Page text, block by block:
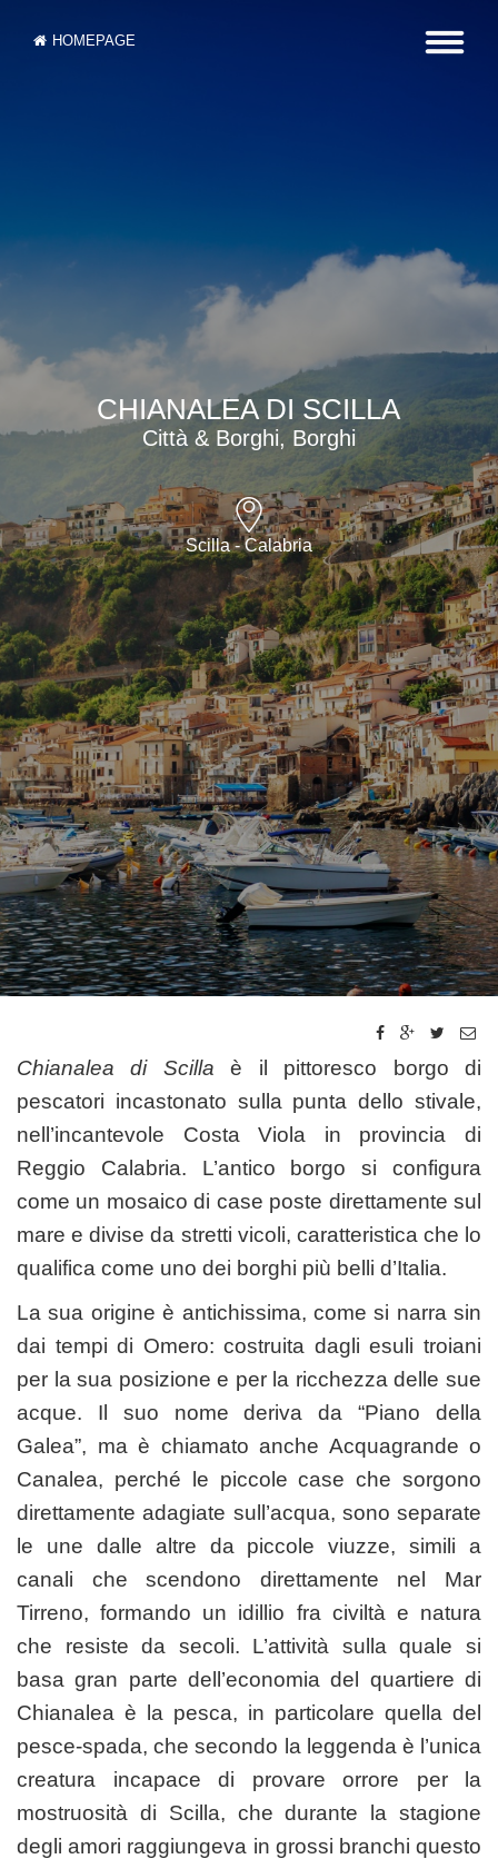
HOMEPAGE
CHIANALEA DI SCILLA
Città & Borghi, Borghi
Scilla - Calabria
Chianalea di Scilla è il pittoresco borgo di
pescatori incastonato sulla punta dello stivale,
nell’incantevole Costa Viola in provincia di
Reggio Calabria. L’antico borgo si configura
come un mosaico di case poste direttamente sul
mare e divise da stretti vicoli, caratteristica che lo
qualifica come uno dei borghi più belli d’Italia.
La sua origine è antichissima, come si narra sin
dai tempi di Omero: costruita dagli esuli troiani
per la sua posizione e per la ricchezza delle sue
acque. Il suo nome deriva da “Piano della
Galea”, ma è chiamato anche Acquagrande o
Canalea, perché le piccole case che sorgono
direttamente adagiate sull’acqua, sono separate
le une dalle altre da piccole viuzze, simili a
canali che scendono direttamente nel Mar
Tirreno, formando un idillio fra civiltà e natura
che resiste da secoli. L’attività sulla quale si
basa gran parte dell’economia del quartiere di
Chianalea è la pesca, in particolare quella del
pesce-spada, che secondo la leggenda è l’unica
creatura incapace di provare orrore per la
mostruosità di Scilla, che durante la stagione
degli amori raggiungeva in grossi branchi questo